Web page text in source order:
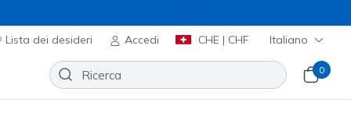
Lista dei desideri Accedi CHE | CHF Italiano
0